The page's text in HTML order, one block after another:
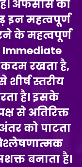
अफसोस की
इन महत्वपूर्ण
के महत्वपूर्ण
Immediate
रखता है,
शीर्ष स्तरीय
है। इसके
से अतिरिक्त
को पाटता
बनाता है।